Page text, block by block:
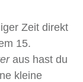
Zeit direkt
15.
aus hast du
kleine